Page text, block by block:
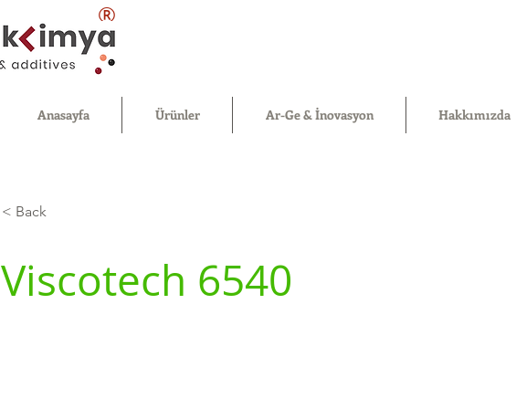
®
Anasayfa Ürünler Ar-Ge & İnovasyon Hakkımızda
< Back
Viscotech 6540